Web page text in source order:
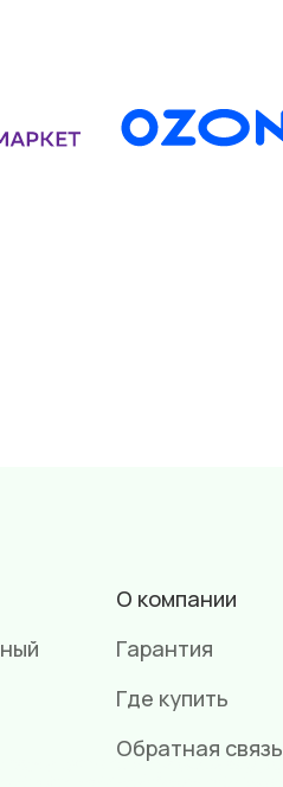
О компании
Гарантия
Где купить
Обратная связь